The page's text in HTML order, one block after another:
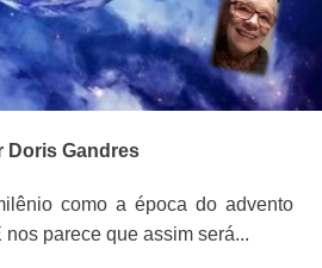
Doris Gandres
como a época do advento
parece que assim será...